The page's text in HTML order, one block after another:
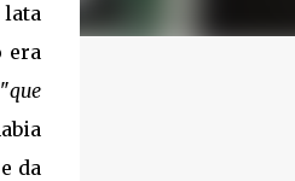
era
que
da